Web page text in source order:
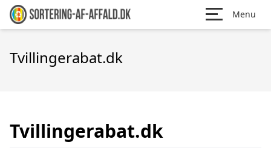
Menu
Tvillingerabat.dk
Tvillingerabat.dk